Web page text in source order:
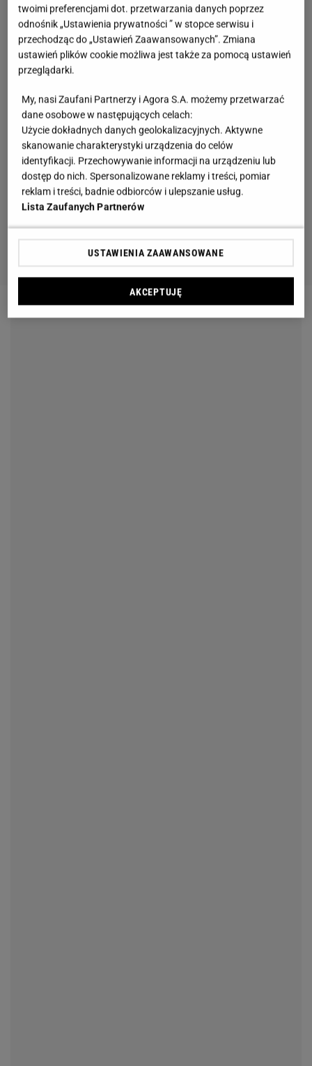
twoimi preferencjami dot. przetwarzania danych poprzez
odnośnik „Ustawienia prywatności ” w stopce serwisu i
przechodząc do „Ustawień Zaawansowanych”. Zmiana
ustawień plików cookie możliwa jest także za pomocą ustawień
przeglądarki.
My, nasi Zaufani Partnerzy i Agora S.A. możemy przetwarzać
dane osobowe w następujących celach:
Użycie dokładnych danych geolokalizacyjnych. Aktywne
skanowanie charakterystyki urządzenia do celów
identyfikacji. Przechowywanie informacji na urządzeniu lub
dostęp do nich. Spersonalizowane reklamy i treści, pomiar
reklam i treści, badnie odbiorców i ulepszanie usług.
Lista Zaufanych Partnerów
USTAWIENIA ZAAWANSOWANE
AKCEPTUJĘ